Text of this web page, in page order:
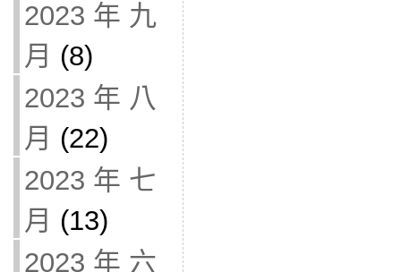
2023 年 九
月 (8)
2023 年 八
月 (22)
2023 年 七
月 (13)
2023 年 六